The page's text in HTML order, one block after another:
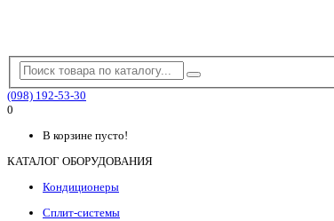
(098) 192-53-30
0
В корзине пусто!
КАТАЛОГ ОБОРУДОВАНИЯ
Кондиционеры
Сплит-системы